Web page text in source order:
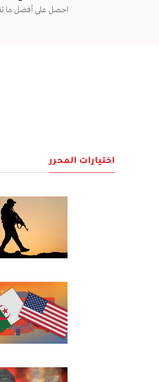
احصل على أفضل ما
اختيارات المحرر